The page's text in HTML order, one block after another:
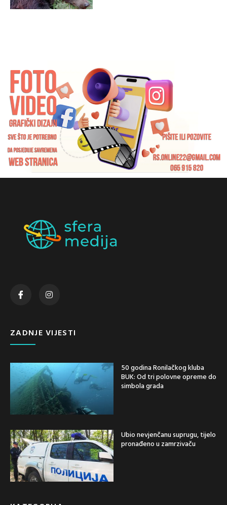
ZADNJE VIJESTI
50 godina Ronilačkog kluba
BUK: Od tri polovne opreme do
simbola grada
Ubio nevjenčanu suprugu, tijelo
pronađeno u zamrzivaču